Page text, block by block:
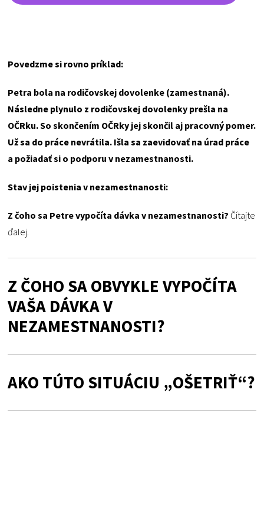
Povedzme si rovno príklad:
Petra bola na rodičovskej dovolenke (zamestnaná).
Následne plynulo z rodičovskej dovolenky prešla na
OČRku. So skončením OČRky jej skončil aj pracovný pomer.
Už sa do práce nevrátila. Išla sa zaevidovať na úrad práce
a požiadať si o podporu v nezamestnanosti.
Stav jej poistenia v nezamestnanosti:
Z čoho sa Petre vypočíta dávka v nezamestnanosti? Čítajte
ďalej.
Z ČOHO SA OBVYKLE VYPOČÍTA
VAŠA DÁVKA V
NEZAMESTNANOSTI?
AKO TÚTO SITUÁCIU „OŠETRIŤ“?